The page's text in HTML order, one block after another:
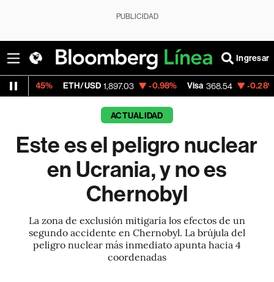
PUBLICIDAD
Ingresar
ETH/USD 1,897.03 -0.98% Visa 368.54 -0.28%
ACTUALIDAD
Este es el peligro nuclear
en Ucrania, y no es
Chernobyl
La zona de exclusión mitigaría los efectos de un
segundo accidente en Chernobyl. La brújula del
peligro nuclear más inmediato apunta hacia 4
coordenadas